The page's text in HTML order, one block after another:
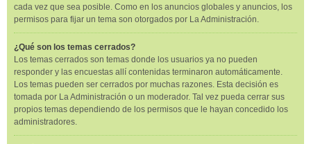
cada vez que sea posible. Como en los anuncios globales y anuncios, los
permisos para fijar un tema son otorgados por La Administración.
¿Qué son los temas cerrados?
Los temas cerrados son temas donde los usuarios ya no pueden
responder y las encuestas allí contenidas terminaron automáticamente.
Los temas pueden ser cerrados por muchas razones. Esta decisión es
tomada por La Administración o un moderador. Tal vez pueda cerrar sus
propios temas dependiendo de los permisos que le hayan concedido los
administradores.